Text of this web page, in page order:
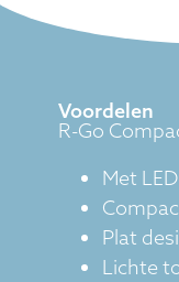
Voordelen
R-Go
Met
Plat
Lichte